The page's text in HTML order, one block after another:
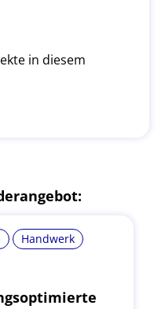
in diesem
Handwerk